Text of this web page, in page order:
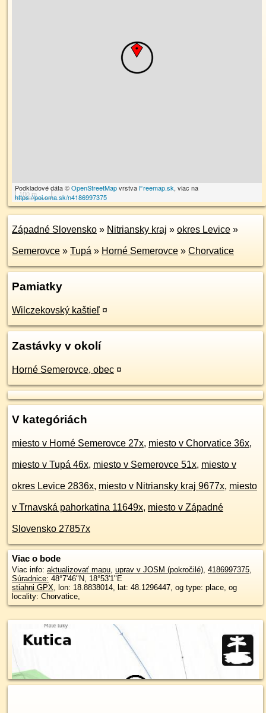
100 m
Podkladové dáta ©OpenStreetMapvrstva Freemap.sk, viac na
https://poi.oma.sk/n4186997375
Západné Slovensko » Nitriansky kraj » okres Levice »
Semerovce » Tupá » Horné Semerovce » Chorvatice
Pamiatky
Wilczekovský kaštieľ ¤
Zastávky v okolí
Horné Semerovce, obec ¤
V kategóriách
miesto v Horné Semerovce 27x, miesto v Chorvatice 36x,
miesto v Tupá 46x, miesto v Semerovce 51x, miesto v
okres Levice 2836x, miesto v Nitriansky kraj 9677x, miesto
v Trnavská pahorkatina 11649x, miesto v Západné
Slovensko 27857x
Viac o bode
Viac info: aktualizovať mapu, uprav v JOSM (pokročilé), 4186997375,
Súradnice: 48°7'46"N, 18°53'1"E
stiahni GPX, lon: 18.8838014, lat: 48.1296447, og type: place, og
locality: Chorvatice,